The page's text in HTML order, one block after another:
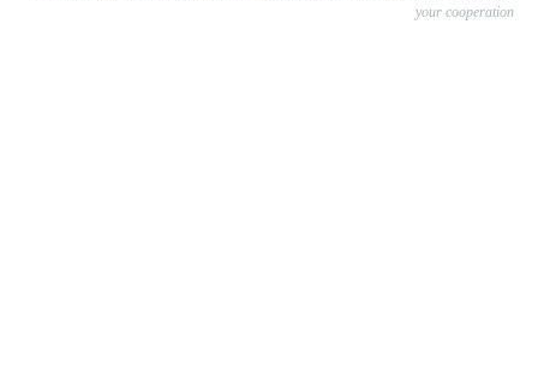
your cooperation